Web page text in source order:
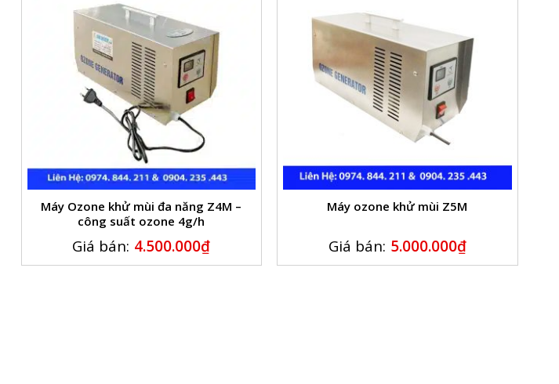
Máy Ozone khử mùi đa năng Z4M –
công suất ozone 4g/h
Giá bán: 4.500.000₫
Máy ozone khử mùi Z5M
Giá bán: 5.000.000₫